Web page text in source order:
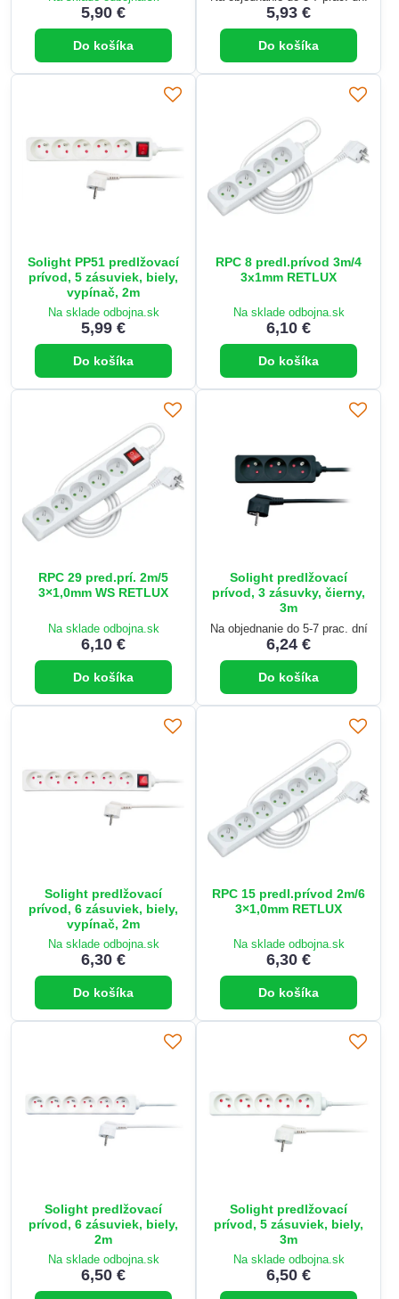
5,90 €
Do košíka
5,93 €
Do košíka
Solight PP51 predlžovací
prívod, 5 zásuviek, biely,
vypínač, 2m
Na sklade odbojna.sk
5,99 €
Do košíka
RPC 8 predl.prívod 3m/4
3x1mm RETLUX
Na sklade odbojna.sk
6,10 €
Do košíka
RPC 29 pred.prí. 2m/5
3×1,0mm WS RETLUX
Na sklade odbojna.sk
6,10 €
Do košíka
Solight predlžovací
prívod, 3 zásuvky, čierny,
3m
Na objednanie do 5-7 prac. dní
6,24 €
Do košíka
Solight predlžovací
prívod, 6 zásuviek, biely,
vypínač, 2m
Na sklade odbojna.sk
6,30 €
Do košíka
RPC 15 predl.prívod 2m/6
3×1,0mm RETLUX
Na sklade odbojna.sk
6,30 €
Do košíka
Solight predlžovací
prívod, 6 zásuviek, biely,
2m
Na sklade odbojna.sk
6,50 €
Solight predlžovací
prívod, 5 zásuviek, biely,
3m
Na sklade odbojna.sk
6,50 €